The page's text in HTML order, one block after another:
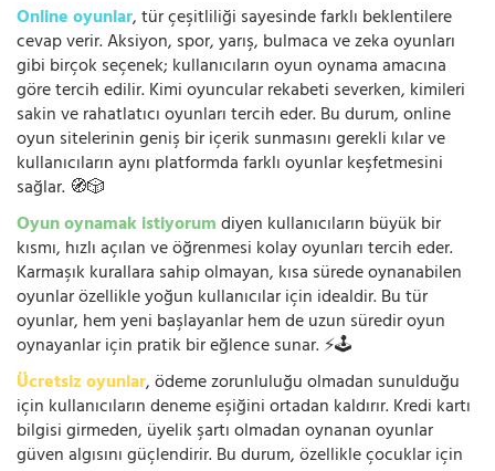
Online oyunlar, tür çeşitliliği sayesinde farklı beklentilere
cevap verir. Aksiyon, spor, yarış, bulmaca ve zeka oyunları
gibi birçok seçenek; kullanıcıların oyun oynama amacına
göre tercih edilir. Kimi oyuncular rekabeti severken, kimileri
sakin ve rahatlatıcı oyunları tercih eder. Bu durum, online
oyun sitelerinin geniş bir içerik sunmasını gerekli kılar ve
kullanıcıların aynı platformda farklı oyunlar keşfetmesini
sağlar. 🧭🎲
Oyun oynamak istiyorumdiyen kullanıcıların büyük bir
kısmı, hızlı açılan ve öğrenmesi kolay oyunları tercih eder.
Karmaşık kurallara sahip olmayan, kısa sürede oynanabilen
oyunlar özellikle yoğun kullanıcılar için idealdir. Bu tür
oyunlar, hem yeni başlayanlar hem de uzun süredir oyun
oynayanlar için pratik bir eğlence sunar. ⚡🕹️
Ücretsiz oyunlar, ödeme zorunluluğu olmadan sunulduğu
için kullanıcıların deneme eşiğini ortadan kaldırır. Kredi kartı
bilgisi girmeden, üyelik şartı olmadan oynanan oyunlar
güven algısını güçlendirir. Bu durum, özellikle çocuklar için